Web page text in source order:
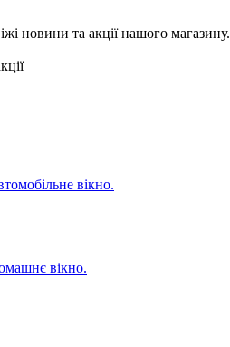
новини та акції нашого магазину.
вікно.
вікно.